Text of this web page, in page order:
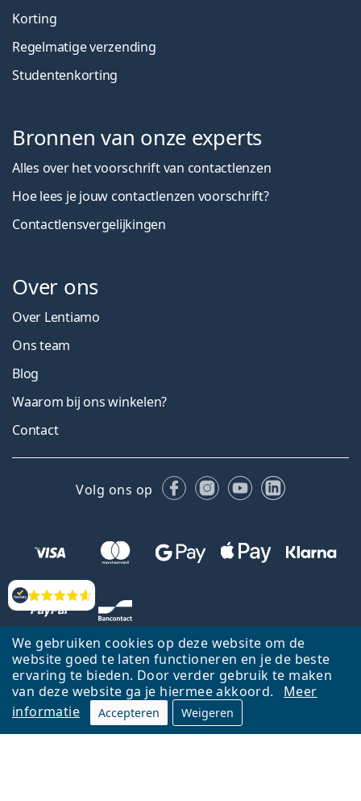
We gebruiken cookies op deze website om de
website goed te laten functioneren en je de beste
ervaring te bieden. Door verder gebruik te maken
van deze website ga je hiermee akkoord.
Meer
informatie
Accepteren Weigeren
Beoordelingen
Korting
Regelmatige verzending
Studentenkorting
Bronnen van onze experts
Alles over het voorschrift van contactlenzen
Hoe lees je jouw contactlenzen voorschrift?
Contactlensvergelijkingen
Over ons
Over Lentiamo
Ons team
Blog
Waarom bij ons winkelen?
Contact
Volg ons op FacebookInstagram
YouTubeLinkedIn
Terug naar de homepagina Ga omhoog